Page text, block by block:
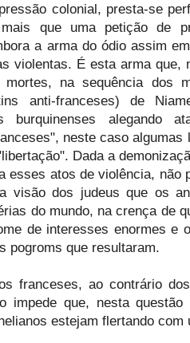
colonial, presta-se
que uma petição de
a arma do ódio assim
violentas. É esta arma que,
mortes, na sequência dos
anti-franceses) de
burquinenses alegando
neste caso algumas
Dada a
esses atos de violência, não
visão dos judeus que os
do mundo, na crença de
de interesses enormes e
pogroms que resultaram.
franceses, ao contrário
impede que, nesta
estejam flertando com